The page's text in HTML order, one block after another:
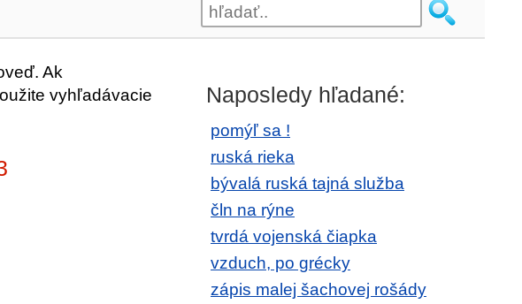
Ak
vyhľadávacie
Naposledy hľadané:
pomýľ sa !
ruská rieka
bývalá ruská tajná služba
čln na rýne
tvrdá vojenská čiapka
vzduch, po grécky
zápis malej šachovej rošády